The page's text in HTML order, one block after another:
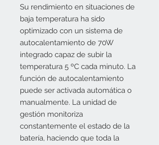
Su rendimiento en situaciones de
baja temperatura ha sido
optimizado con un sistema de
autocalentamiento de 70W
integrado capaz de subir la
temperatura 5 ºC cada minuto. La
función de autocalentamiento
puede ser activada automática o
manualmente. La unidad de
gestión monitoriza
constantemente el estado de la
batería, haciendo que toda la